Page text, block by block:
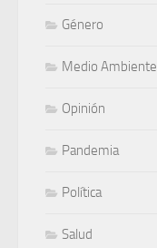
Género
Medio Ambiente
Opinión
Pandemia
Política
Salud